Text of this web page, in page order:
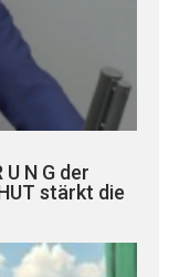
U N G der
stärkt die